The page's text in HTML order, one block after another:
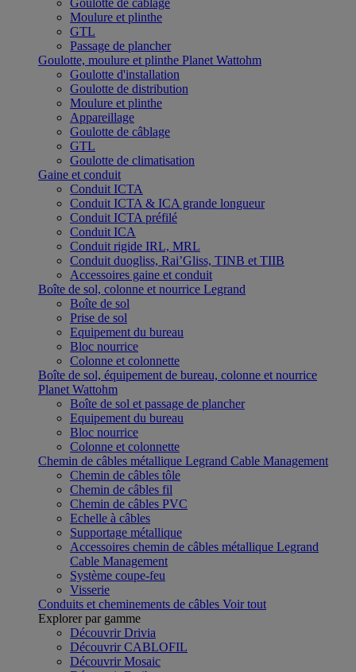
Goulotte de câblage
Moulure et plinthe
GTL
Passage de plancher
Goulotte, moulure et plinthe Planet Wattohm
Goulotte d'installation
Goulotte de distribution
Moulure et plinthe
Appareillage
Goulotte de câblage
GTL
Goulotte de climatisation
Gaine et conduit
Conduit ICTA
Conduit ICTA & ICA grande longueur
Conduit ICTA préfilé
Conduit ICA
Conduit rigide IRL, MRL
Conduit duogliss, Rai’Gliss, TINB et TIIB
Accessoires gaine et conduit
Boîte de sol, colonne et nourrice Legrand
Boîte de sol
Prise de sol
Equipement du bureau
Bloc nourrice
Colonne et colonnette
Boîte de sol, équipement de bureau, colonne et nourrice
Planet Wattohm
Boîte de sol et passage de plancher
Equipement du bureau
Bloc nourrice
Colonne et colonnette
Chemin de câbles métallique Legrand Cable Management
Chemin de câbles tôle
Chemin de câbles fil
Chemin de câbles PVC
Echelle à câbles
Supportage métallique
Accessoires chemin de câbles métallique Legrand
Cable Management
Système coupe-feu
Visserie
Conduits et cheminements de câbles Voir tout
Explorer par gamme
Découvrir Drivia
Découvrir CABLOFIL
Découvrir Mosaic